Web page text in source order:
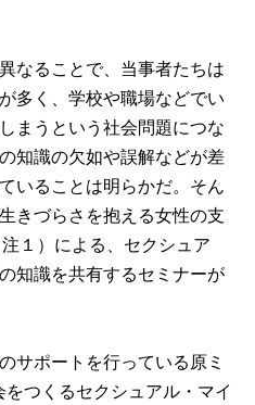
なることで、当事者たちは
多く、学校や職場などでい
まうという社会問題につな
知識の欠如や誤解などが差
いることは明らかだ。そん
きづらさを抱える女性の支
１）による、セクシュア
知識を共有するセミナーが
サポートを行っている原ミ
つくるセクシュアル・マイ